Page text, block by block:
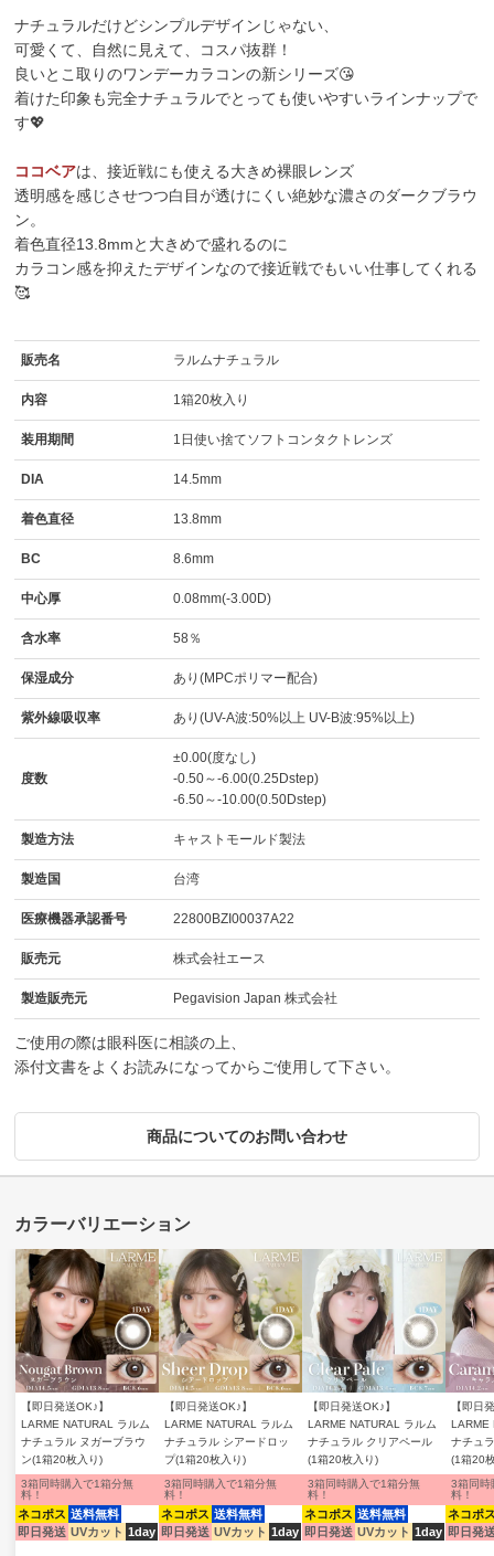
ナチュラルだけどシンプルデザインじゃない、
可愛くて、自然に見えて、コスパ抜群！
良いとこ取りのワンデーカラコンの新シリーズ😘
着けた印象も完全ナチュラルでとっても使いやすいラインナップで
す💖
ココベアは、接近戦にも使える大きめ裸眼レンズ
透明感を感じさせつつ白目が透けにくい絶妙な濃さのダークブラウ
ン。
着色直径13.8mmと大きめで盛れるのに
カラコン感を抑えたデザインなので接近戦でもいい仕事してくれる
🥰
販売名 ラルムナチュラル
内容 1箱20枚入り
装用期間 1日使い捨てソフトコンタクトレンズ
DIA 14.5mm
着色直径 13.8mm
BC 8.6mm
中心厚 0.08mm(-3.00D)
含水率 58％
保湿成分 あり(MPCポリマー配合)
紫外線吸収率 あり(UV-A波:50%以上 UV-B波:95%以上)
度数
±0.00(度なし)
-0.50～-6.00(0.25Dstep)
-6.50～-10.00(0.50Dstep)
製造方法 キャストモールド製法
製造国 台湾
医療機器承認番号 22800BZI00037A22
販売元 株式会社エース
製造販売元 Pegavision Japan 株式会社
ご使用の際は眼科医に相談の上、
添付文書をよくお読みになってからご使用して下さい。
商品についてのお問い合わせ
【即日発送OK♪】
LARME NATURAL ラルム
ナチュラル ヌガーブラウ
ン(1箱20枚入り)
ネコポス 送料無料
即日発送 UVカット 1day
3箱同時購入で1箱分無
料！
【即日発送OK♪】
LARME NATURAL ラルム
ナチュラル シアードロッ
プ(1箱20枚入り)
ネコポス 送料無料
即日発送 UVカット 1day
3箱同時購入で1箱分無
料！
【即日発送OK♪】
LARME NATURAL ラルム
ナチュラル クリアペール
(1箱20枚入り)
ネコポス 送料無料
即日発送 UVカット 1day
3箱同時購入で1箱分無
料！
【即日
LARME
ナチュ
(1箱20
ネコポ
即日発
3箱同時
料！